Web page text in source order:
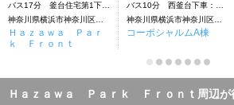
バス17分 釜台住宅第1下車：停歩4分
Ｈａｚａｗａ Ｐａｒ
ｋ Ｆｒｏｎｔ
バス10分 西釜台下車：停歩5分
コーポシャルムA棟
Ｈａｚａｗａ Ｐａｒｋ Ｆｒｏｎｔ周辺が